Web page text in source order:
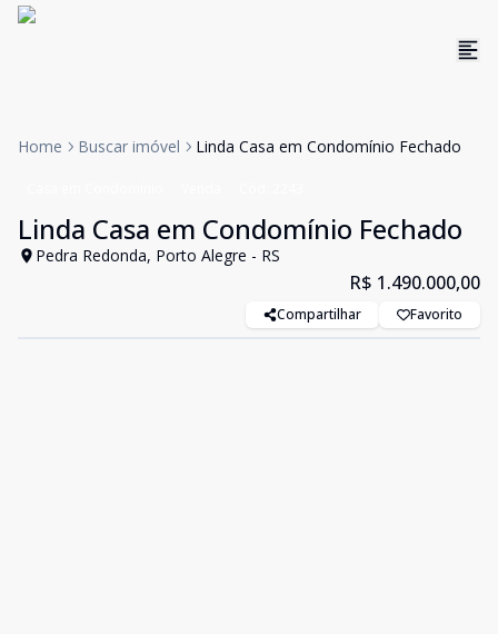
Home Buscar imóvel Linda Casa em Condomínio Fechado
Linda Casa em Condomínio Fechado
Pedra Redonda, Porto Alegre - RS
R$ 1.490.000,00
Compartilhar Favorito